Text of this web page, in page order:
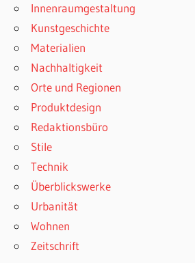
Innenraumgestaltung
Kunstgeschichte
Materialien
Nachhaltigkeit
Orte und Regionen
Produktdesign
Redaktionsbüro
Stile
Technik
Überblickswerke
Urbanität
Wohnen
Zeitschrift